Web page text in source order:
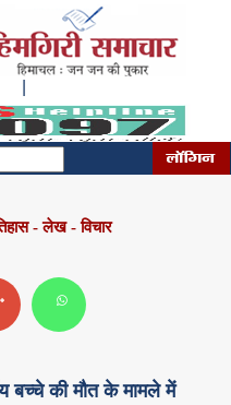
- लेख - विचार
बच्चे की मौत के मामले में